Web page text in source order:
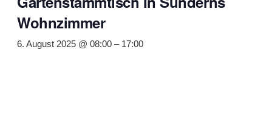
Wohnzimmer
6. August 2025 @ 08:00 – 17:00